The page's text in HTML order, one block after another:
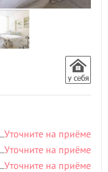
Уточните на приёме
Уточните на приёме
Уточните на приёме